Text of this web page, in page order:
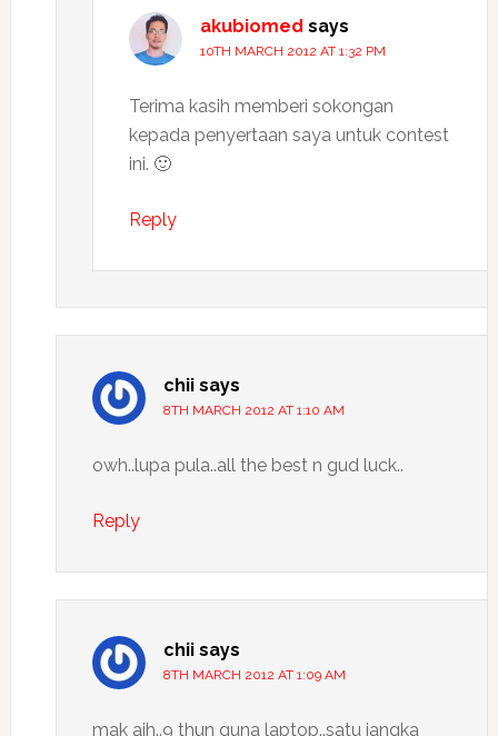
akubiomed says
10TH MARCH 2012 AT 1:32 PM
Terima kasih memberi sokongan
kepada penyertaan saya untuk contest
ini. 🙂
Reply
chii says
8TH MARCH 2012 AT 1:10 AM
owh..lupa pula..all the best n gud luck..
Reply
chii says
8TH MARCH 2012 AT 1:09 AM
mak aih..9 thun guna laptop..satu jangka